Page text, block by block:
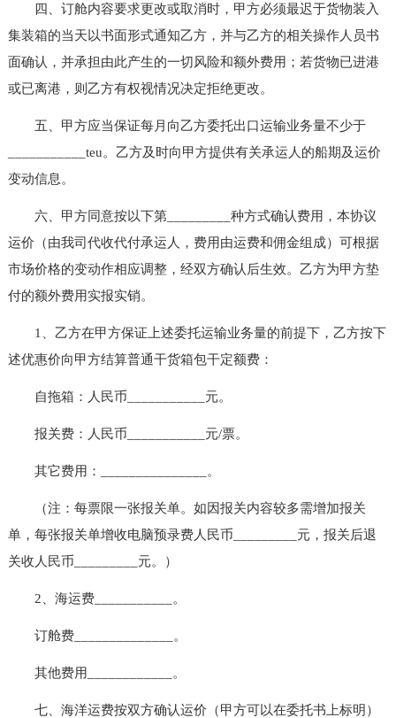
四、订舱内容要求更改或取消时，甲方必须最迟于货物装入
集装箱的当天以书面形式通知乙方，并与乙方的相关操作人员书
面确认，并承担由此产生的一切风险和额外费用；若货物已进港
或已离港，则乙方有权视情况决定拒绝更改。
五、甲方应当保证每月向乙方委托出口运输业务量不少于
___________teu。乙方及时向甲方提供有关承运人的船期及运价
变动信息。
六、甲方同意按以下第_________种方式确认费用，本协议
运价（由我司代收代付承运人，费用由运费和佣金组成）可根据
市场价格的变动作相应调整，经双方确认后生效。乙方为甲方垫
付的额外费用实报实销。
1、乙方在甲方保证上述委托运输业务量的前提下，乙方按下
述优惠价向甲方结算普通干货箱包干定额费：
自拖箱：人民币___________元。
报关费：人民币___________元/票。
其它费用：_______________。
（注：每票限一张报关单。如因报关内容较多需增加报关
单，每张报关单增收电脑预录费人民币_________元，报关后退
关收人民币_________元。）
2、海运费___________。
订舱费______________。
其他费用____________。
七、海洋运费按双方确认运价（甲方可以在委托书上标明）